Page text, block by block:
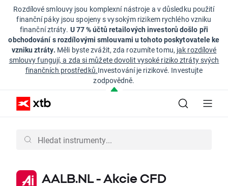
Rozdílové smlouvy jsou komplexní nástroje a v důsledku použití
finanční páky jsou spojeny s vysokým rizikem rychlého vzniku
finanční ztráty. U 77 % účtů retailových investorů došlo při
obchodování s rozdílovými smlouvami u tohoto poskytovatele ke
vzniku ztráty. Měli byste zvážit, zda rozumíte tomu, jak rozdílové
smlouvy fungují, a zda si můžete dovolit vysoké riziko ztráty svých
finančních prostředků.Investování je rizikové. Investujte
zodpovědně.
AALB.NL - Akcie CFD